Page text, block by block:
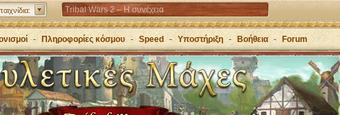
Tribal Wars 2 – Η συνέχεια
Forge of Empires – Πορεύσου στις εποχές με
στρατηγική
Grepolis – Ίδρυσε μία αυτοκρατορία στην αρχαία
Ελλάδα
- Πληροφορίες κόσμου - Speed - Υποστήριξη - Βοήθεια - Forum